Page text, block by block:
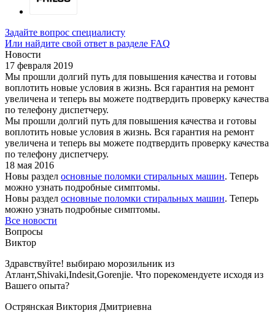
Задайте вопрос специалисту
Или найдите свой ответ в разделе FAQ
Новости
17 февраля 2019
Мы прошли долгий путь для повышения качества и готовы
воплотить новые условия в жизнь. Вся гарантия на ремонт
увеличена и теперь вы можете подтвердить проверку качества
по телефону диспетчеру.
Мы прошли долгий путь для повышения качества и готовы
воплотить новые условия в жизнь. Вся гарантия на ремонт
увеличена и теперь вы можете подтвердить проверку качества
по телефону диспетчеру.
18 мая 2016
Новы раздел основные поломки стиральных машин. Теперь
можно узнать подробные симптомы.
Новы раздел основные поломки стиральных машин. Теперь
можно узнать подробные симптомы.
Все новости
Вопросы
Виктор
Здравствуйте! выбираю морозильник из
Атлант,Shivaki,Indesit,Gorenjie. Что порекомендуете иcходя из
Вашего опыта?
Острянская Виктория Дмитриевна